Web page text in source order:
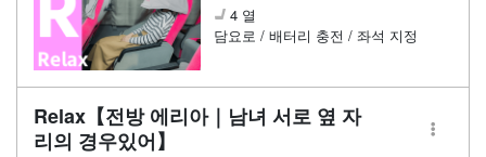
4 열
담요로 / 배터리 충전 / 좌석 지정
Relax【전방 에리아｜남녀 서로 옆 자
리의 경우있어】